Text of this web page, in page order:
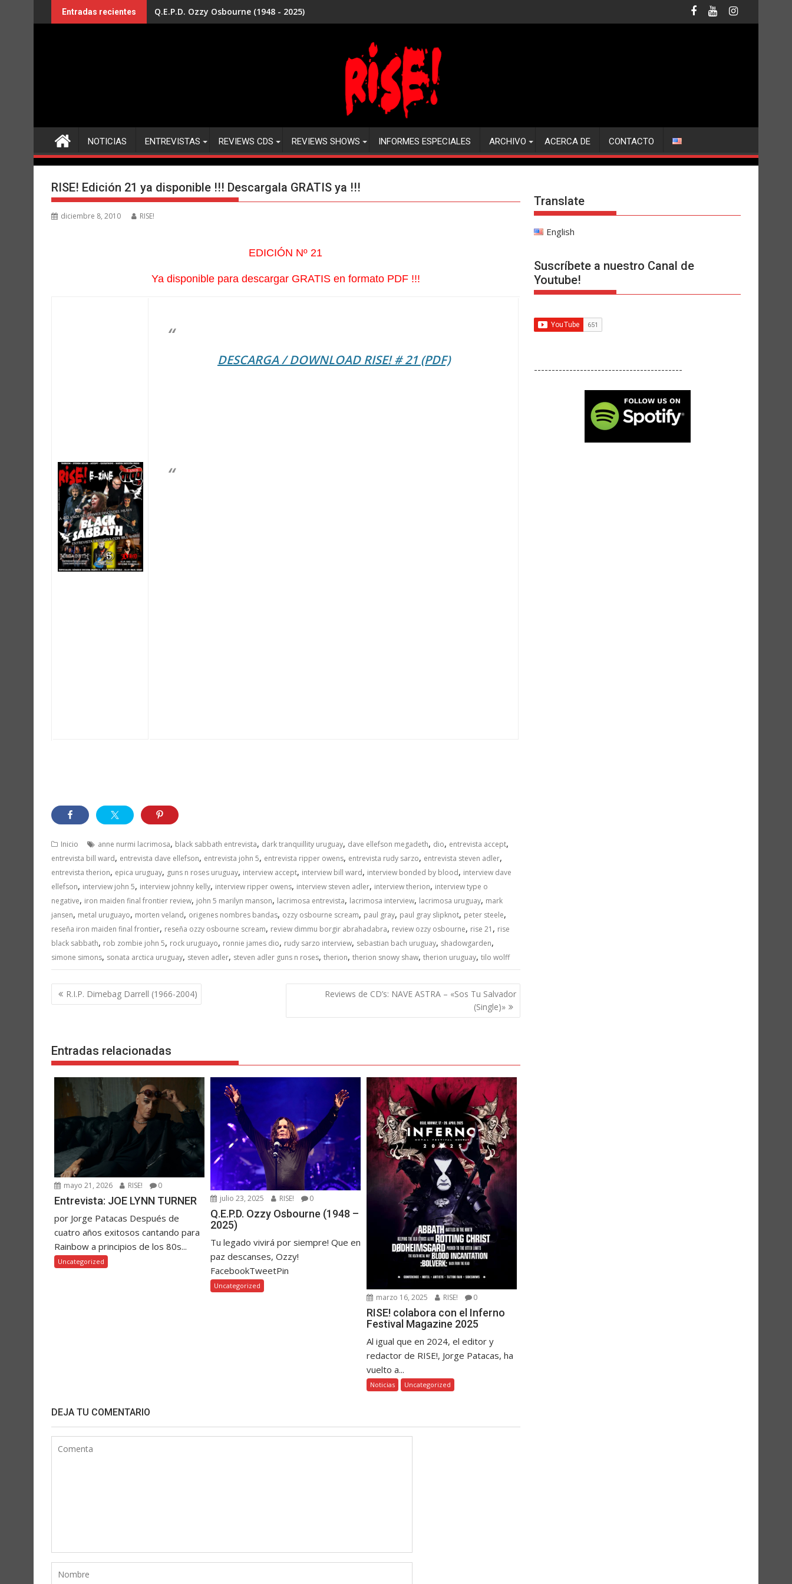
al
Entradas recientes Q.E.P.D. Ozzy Osbourne (1948 - 2025)
NOTICIAS ENTREVISTAS REVIEWS CDS REVIEWS SHOWS INFORMES ESPECIALES ARCHIVO ACERCA DE CONTACTO
RISE! Edición 21 ya disponible !!! Descargala GRATIS ya !!!
diciembre 8, 2010 RISE!
EDICIÓN Nº 21
Ya disponible para descargar GRATIS en formato PDF !!!
DESCARGA / DOWNLOAD RISE! # 21 (PDF)
Inicio anne nurmi lacrimosa, black sabbath entrevista, dark tranquillity uruguay, dave ellefson megadeth, dio, entrevista accept,
entrevista bill ward, entrevista dave ellefson, entrevista john 5, entrevista ripper owens, entrevista rudy sarzo, entrevista steven adler,
entrevista therion, epica uruguay, guns n roses uruguay, interview accept, interview bill ward, interview bonded by blood, interview dave
ellefson, interview john 5, interview johnny kelly, interview ripper owens, interview steven adler, interview therion, interview type o
negative, iron maiden final frontier review, john 5 marilyn manson, lacrimosa entrevista, lacrimosa interview, lacrimosa uruguay, mark
jansen, metal uruguayo, morten veland, origenes nombres bandas, ozzy osbourne scream, paul gray, paul gray slipknot, peter steele,
reseña iron maiden final frontier, reseña ozzy osbourne scream, review dimmu borgir abrahadabra, review ozzy osbourne, rise 21 , rise
black sabbath, rob zombie john 5, rock uruguayo, ronnie james dio, rudy sarzo interview, sebastian bach uruguay, shadowgarden,
simone simons, sonata arctica uruguay, steven adler, steven adler guns n roses, therion, therion snowy shaw, therion uruguay, tilo wolff
Navegación
de
R.I.P. Dimebag Darrell (1966-2004)
Reviews de CD’s: NAVE ASTRA – «Sos Tu Salvador
(Single)»
Entradas relacionadas
mayo 21, 2026 RISE! 0
Entrevista: JOE LYNN TURNER
por Jorge Patacas Después de
cuatro años exitosos cantando para
Rainbow a principios de los 80s...
Uncategorized
julio 23, 2025 RISE! 0
Q.E.P.D. Ozzy Osbourne (1948 –
2025)
Tu legado vivirá por siempre! Que en
paz descanses, Ozzy!
FacebookTweetPin
Uncategorized
marzo 16, 2025 RISE! 0
RISE! colabora con el Inferno
Festival Magazine 2025
Al igual que en 2024, el editor y
redactor de RISE!, Jorge Patacas, ha
vuelto a...
Noticias Uncategorized
DEJA TU COMENTARIO
Translate
English
Suscríbete a nuestro Canal de
Youtube!
------------------------------------------